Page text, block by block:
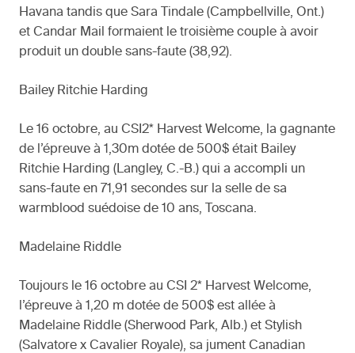
Havana tandis que Sara Tindale (Campbellville, Ont.)
et Candar Mail formaient le troisième couple à avoir
produit un double sans-faute (38,92).
Bailey Ritchie Harding
Le 16 octobre, au CSI2* Harvest Welcome, la gagnante
de l’épreuve à 1,30m dotée de 500$ était Bailey
Ritchie Harding (Langley, C.-B.) qui a accompli un
sans-faute en 71,91 secondes sur la selle de sa
warmblood suédoise de 10 ans, Toscana.
Madelaine Riddle
Toujours le 16 octobre au CSI 2* Harvest Welcome,
l’épreuve à 1,20 m dotée de 500$ est allée à
Madelaine Riddle (Sherwood Park, Alb.) et Stylish
(Salvatore x Cavalier Royale), sa jument Canadian